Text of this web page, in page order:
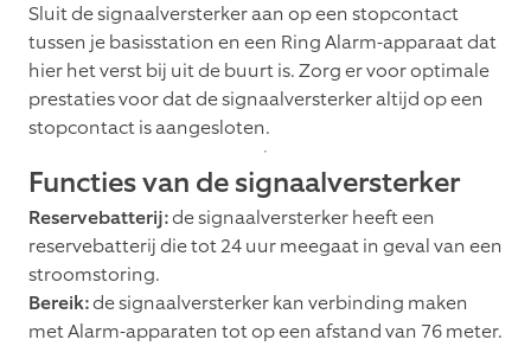
Sluit de signaalversterker aan op een stopcontact
tussen je basisstation en een Ring Alarm-apparaat dat
hier het verst bij uit de buurt is. Zorg er voor optimale
prestaties voor dat de signaalversterker altijd op een
stopcontact is aangesloten.
Functies van de signaalversterker
Reservebatterij:de signaalversterker heeft een
reservebatterij die tot 24 uur meegaat in geval van een
stroomstoring.
Bereik:de signaalversterker kan verbinding maken
met Alarm-apparaten tot op een afstand van 76 meter.